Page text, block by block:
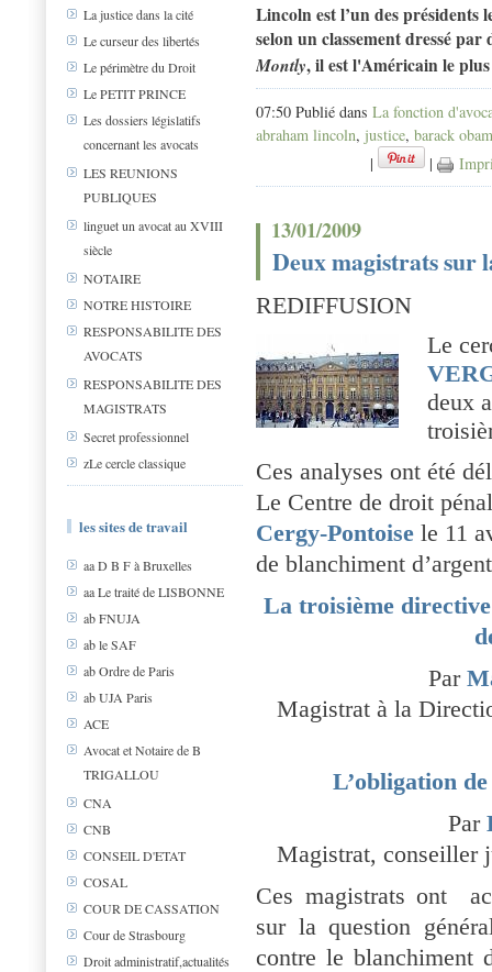
La justice dans la cité
Le curseur des libertés
Le périmètre du Droit
Le PETIT PRINCE
Les dossiers législatifs
concernant les avocats
LES REUNIONS
PUBLIQUES
linguet un avocat au XVIII
siècle
NOTAIRE
NOTRE HISTOIRE
RESPONSABILITE DES
AVOCATS
RESPONSABILITE DES
MAGISTRATS
Secret professionnel
zLe cercle classique
les sites de travail
aa D B F à Bruxelles
aa Le traité de LISBONNE
ab FNUJA
ab le SAF
ab Ordre de Paris
ab UJA Paris
ACE
Avocat et Notaire de B
TRIGALLOU
CNA
CNB
CONSEIL D'ETAT
COSAL
COUR DE CASSATION
Cour de Strasbourg
Droit administratif,actualités
Lincoln est l’un des présidents
selon un classement dressé
Montly, il est l'Américain le
07:50 Publié dans La fonction
abraham lincoln, justice, barack
|
|
13/01/2009
Deux magistrats sur
REDIFFUSION
Le
deux
Ces analyses ont été
Le Centre de droit
Cergy-Pontoise le 11
de blanchiment
La troisième
Par
Magistrat à la
L’obligation
Par
Magistrat, conseiller
Ces magistrats ont
sur la question
contre le blanchiment